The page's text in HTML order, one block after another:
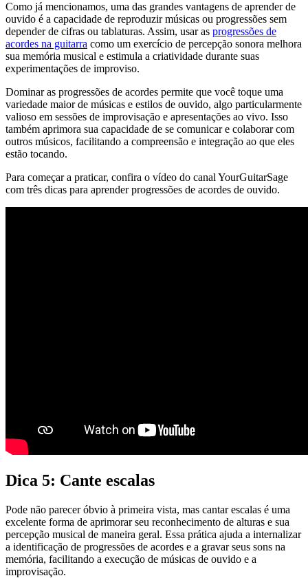
Como já mencionamos, uma das grandes vantagens de aprender de
ouvido é a capacidade de reproduzir músicas ou progressões sem
depender de cifras ou tablaturas. Assim, usar as progressões de
acordes na guitarra como um exercício de percepção sonora melhora
sua memória musical e estimula a criatividade durante suas
experimentações de improviso.
Dominar as progressões de acordes permite que você toque uma
variedade maior de músicas e estilos de ouvido, algo particularmente
valioso em sessões de improvisação e apresentações ao vivo. Isso
também aprimora sua capacidade de se comunicar e colaborar com
outros músicos, facilitando a compreensão e integração ao que eles
estão tocando.
Para começar a praticar, confira o vídeo do canal YourGuitarSage
com três dicas para aprender progressões de acordes de ouvido.
Dica 5: Cante escalas
Pode não parecer óbvio à primeira vista, mas cantar escalas é uma
excelente forma de aprimorar seu reconhecimento de alturas e sua
percepção musical de maneira geral. Essa prática ajuda a internalizar
a identificação de progressões de acordes e a gravar seus sons na
memória, facilitando a execução de músicas de ouvido e a
improvisação.